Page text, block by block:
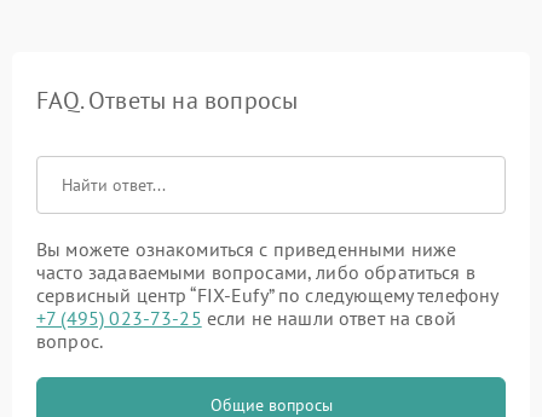
FAQ. Ответы на вопросы
Вы можете ознакомиться с приведенными ниже
часто задаваемыми вопросами, либо обратиться в
сервисный центр “FIX-Eufy” по следующему телефону
+7 (495) 023-73-25 если не нашли ответ на свой
вопрос.
Общие вопросы